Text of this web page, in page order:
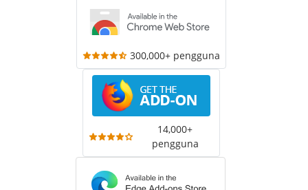
300,000+ pengguna
14,000+
pengguna